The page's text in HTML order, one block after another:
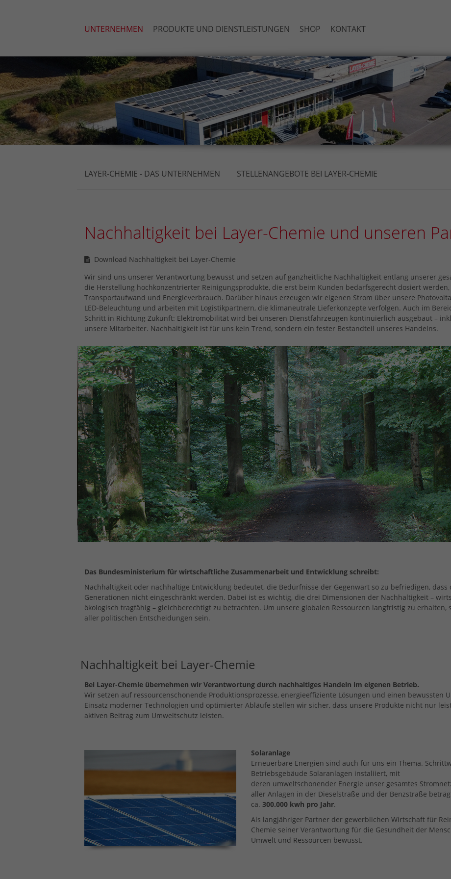
UNTERNEHMEN PRODUKTE UND DIENSTLEISTUNGEN SHOP KONTAKT
LAYER-CHEMIE - DAS UNTERNEHMEN STELLENANGEBOTE BEI LAYER-CHEMIE
Nachhaltigkeit bei Layer-Chemie und unseren
Download Nachhaltigkeit bei Layer-Chemie
Wir sind uns unserer Verantwortung bewusst und setzen auf ganzheitliche Nachhaltigkeit entlang unserer
die Herstellung hochkonzentrierter Reinigungsprodukte, die erst beim Kunden bedarfsgerecht dosiert
Transportaufwand und Energieverbrauch. Darüber hinaus erzeugen wir eigenen Strom über unsere
LED-Beleuchtung und arbeiten mit Logistikpartnern, die klimaneutrale Lieferkonzepte verfolgen. Auch im
Schritt in Richtung Zukunft: Elektromobilität wird bei unseren Dienstfahrzeugen kontinuierlich ausgebaut –
unsere Mitarbeiter. Nachhaltigkeit ist für uns kein Trend, sondern ein fester Bestandteil unseres Handelns.
Das Bundesministerium für wirtschaftliche Zusammenarbeit und Entwicklung schreibt:
Nachhaltigkeit oder nachhaltige Entwicklung bedeutet, die Bedürfnisse der Gegenwart so zu befriedigen,
Generationen nicht eingeschränkt werden. Dabei ist es wichtig, die drei Dimensionen der Nachhaltigkeit –
ökologisch tragfähig – gleichberechtigt zu betrachten. Um unsere globalen Ressourcen langfristig zu
aller politischen Entscheidungen sein.
Nachhaltigkeit bei Layer-Chemie
Bei Layer-Chemie übernehmen wir Verantwortung durch nachhaltiges Handeln im eigenen Betrieb.
Wir setzen auf ressourcenschonende Produktionsprozesse, energieeffiziente Lösungen und einen bewussten
Einsatz moderner Technologien und optimierter Abläufe stellen wir sicher, dass unsere Produkte nicht nur
aktiven Beitrag zum Umweltschutz leisten.
Solaranlage
Erneuerbare Energien sind auch für uns ein Thema.
Betriebsgebäude Solaranlagen instaliiert, mit
deren umweltschonender Energie unser gesamtes
aller Anlagen in der Dieselstraße und der Benzstraße
ca. 300.000 kwh pro Jahr.
Als langjähriger Partner der gewerblichen Wirtschaft für
Chemie seiner Verantwortung für die Gesundheit der
Umwelt und Ressourcen bewusst.